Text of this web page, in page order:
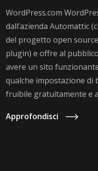
WordPress.com
dall’azienda Automattic
del progetto open
plugin) e offre al
avere un sito
qualche impostazione di
fruibile gratuitamente e
Approfondisci